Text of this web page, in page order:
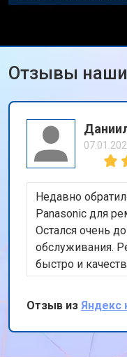
Отзывы
Недавно
Panasonic для
Остался очень
обслуживания.
быстро и
оригинальных
долговечности
бесплатная
Отзыв из Яндекс